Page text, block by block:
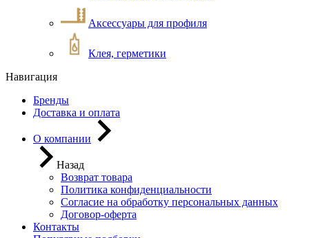
Аксессуары для профиля
Клея, герметики
Навигация
Бренды
Доставка и оплата
О компании
Назад
Возврат товара
Политика конфиденциальности
Согласие на обработку персональных данных
Договор-оферта
Контакты